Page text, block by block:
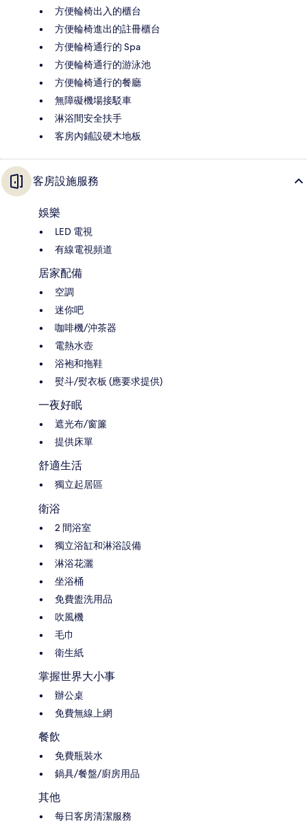
方便輪椅出入的櫃台
方便輪椅進出的註冊櫃台
方便輪椅通行的 Spa
方便輪椅通行的游泳池
方便輪椅通行的餐廳
無障礙機場接駁車
淋浴間安全扶手
客房內鋪設硬木地板
客房設施服務
娛樂
LED 電視
有線電視頻道
居家配備
空調
迷你吧
咖啡機/沖茶器
電熱水壺
浴袍和拖鞋
熨斗/熨衣板 (應要求提供)
一夜好眠
遮光布/窗簾
提供床單
舒適生活
獨立起居區
衛浴
2 間浴室
獨立浴缸和淋浴設備
淋浴花灑
坐浴桶
免費盥洗用品
吹風機
毛巾
衛生紙
掌握世界大小事
辦公桌
免費無線上網
餐飲
免費瓶裝水
鍋具/餐盤/廚房用品
其他
每日客房清潔服務